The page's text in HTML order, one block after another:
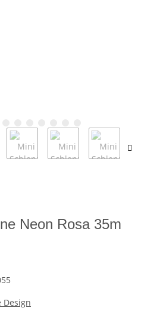
Neon Rosa 35m
Design